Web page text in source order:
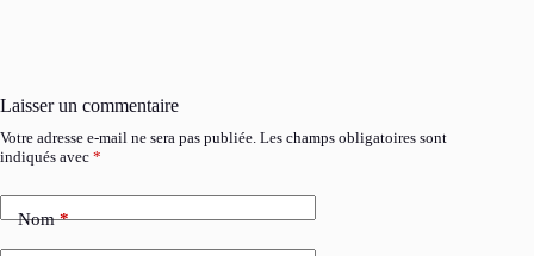
Laisser un commentaire
Votre adresse e-mail ne sera pas publiée. Les champs obligatoires sont
indiqués avec *
Nom*